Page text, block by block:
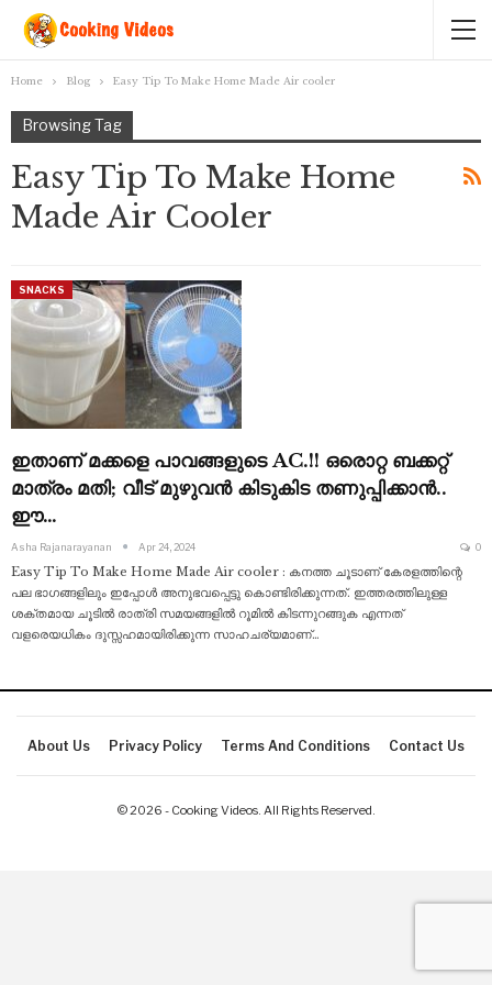
Home Blog Easy Tip To Make Home Made Air cooler
Browsing Tag
Easy Tip To Make Home
Made Air Cooler
SNACKS
ഇതാണ് മക്കളെ പാവങ്ങളുടെ AC.!! ഒരൊറ്റ ബക്കറ്റ്
മാത്രം മതി; വീട് മുഴുവൻ കിടുകിട തണുപ്പിക്കാൻ..
ഈ…
Asha Rajanarayanan Apr 24, 2024 0
Easy Tip To Make Home Made Air cooler : കനത്ത ചൂടാണ് കേരളത്തിന്റെ
പല ഭാഗങ്ങളിലും ഇപ്പോൾ അനുഭവപ്പെട്ടു കൊണ്ടിരിക്കുന്നത്. ഇത്തരത്തിലുള്ള
ശക്തമായ ചൂടിൽ രാത്രി സമയങ്ങളിൽ റൂമിൽ കിടന്നുറങ്ങുക എന്നത്
വളരെയധികം ദുസ്സഹമായിരിക്കുന്ന സാഹചര്യമാണ്…
About Us Privacy Policy Terms And Conditions Contact Us
© 2026 - Cooking Videos. All Rights Reserved.